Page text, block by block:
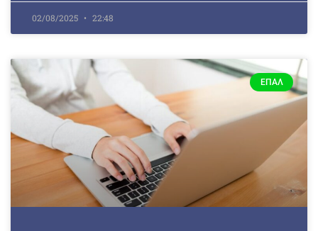
02/08/2025 22:48
ΕΠΑΛ